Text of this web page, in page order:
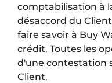
comptabilisation à
désaccord du
faire savoir à Buy
crédit. Toutes les
d'une contestation
Client.